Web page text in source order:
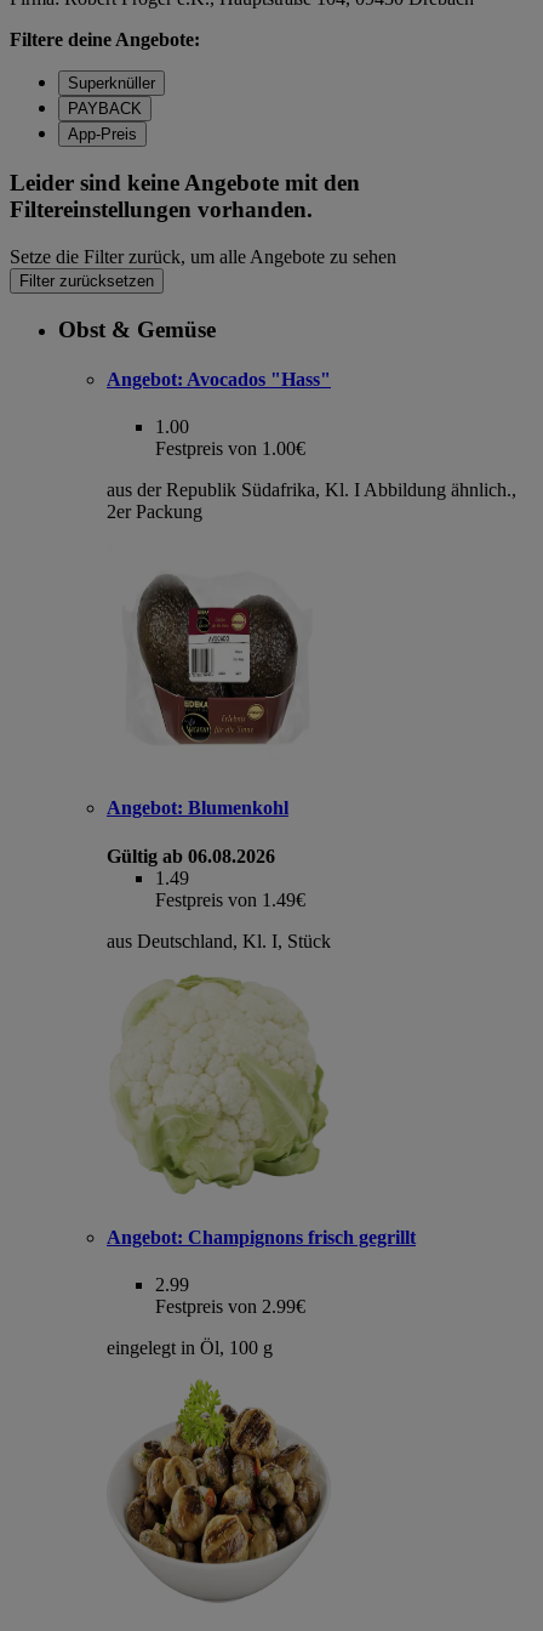
Filtere deine Angebote:
Superknüller
PAYBACK
App-Preis
Leider sind keine Angebote mit den
Filtereinstellungen vorhanden.
Setze die Filter zurück, um alle Angebote zu sehen
Filter zurücksetzen
Obst & Gemüse
Angebot: Avocados "Hass"
1.00
Festpreis von 1.00€
aus der Republik Südafrika, Kl. I Abbildung ähnlich.,
2er Packung
Angebot: Blumenkohl
Gültig ab 06.08.2026
1.49
Festpreis von 1.49€
aus Deutschland, Kl. I, Stück
Angebot: Champignons frisch gegrillt
2.99
Festpreis von 2.99€
eingelegt in Öl, 100 g